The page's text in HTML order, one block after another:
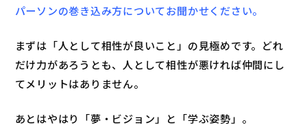
パーソンの巻き込み方についてお聞かせください。
まずは「人として相性が良いこと」の見極めです。どれ
だけ力があろうとも、人として相性が悪ければ仲間にし
てメリットはありません。
あとはやはり「夢・ビジョン」と「学ぶ姿勢」。